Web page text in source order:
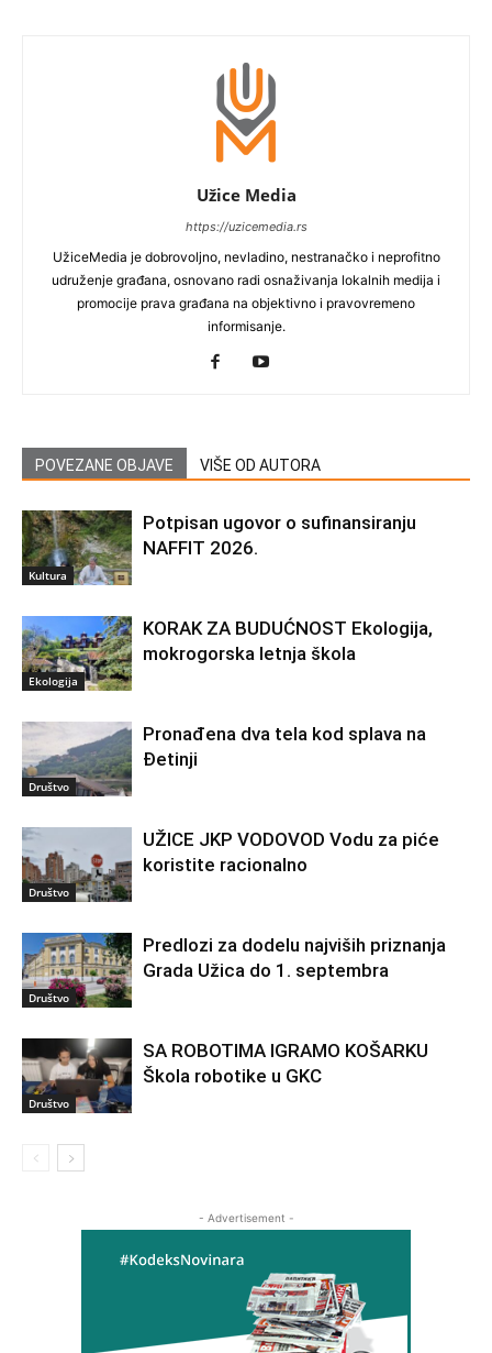
Užice Media
https://uzicemedia.rs
UžiceMedia je dobrovoljno, nevladino, nestranačko i neprofitno
udruženje građana, osnovano radi osnaživanja lokalnih medija i
promocije prava građana na objektivno i pravovremeno
informisanje.
POVEZANE OBJAVE VIŠE OD AUTORA
Kultura
Potpisan ugovor o sufinansiranju
NAFFIT 2026.
Ekologija
KORAK ZA BUDUĆNOST Ekologija,
mokrogorska letnja škola
Društvo
Pronađena dva tela kod splava na
Đetinji
Društvo
UŽICE JKP VODOVOD Vodu za piće
koristite racionalno
Društvo
Predlozi za dodelu najviših priznanja
Grada Užica do 1. septembra
Društvo
SA ROBOTIMA IGRAMO KOŠARKU
Škola robotike u GKC
- Advertisement -